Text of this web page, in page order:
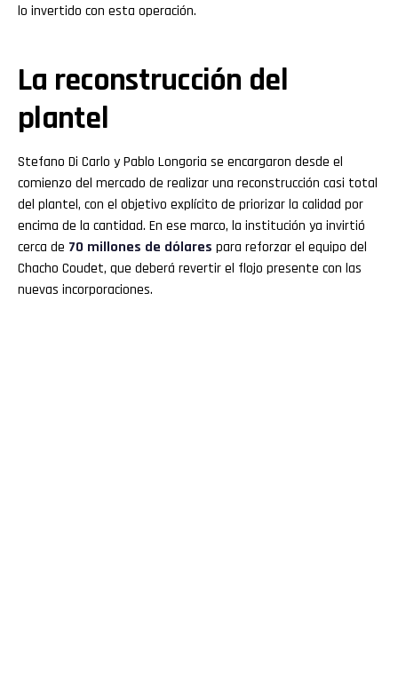
lo invertido con esta operación.
La reconstrucción del
plantel
Stefano Di Carlo y Pablo Longoria se encargaron desde el
comienzo del mercado de realizar una reconstrucción casi total
del plantel, con el objetivo explícito de priorizar la calidad por
encima de la cantidad. En ese marco, la institución ya invirtió
cerca de 70 millones de dólares para reforzar el equipo del
Chacho Coudet, que deberá revertir el flojo presente con las
nuevas incorporaciones.